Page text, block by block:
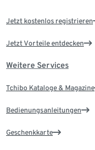
Jetzt kostenlos registrieren
Jetzt Vorteile entdecken
Weitere Services
Tchibo Kataloge & Magazine
Bedienungsanleitungen
Geschenkkarte